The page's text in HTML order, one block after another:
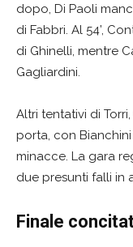
dopo, Di Paoli
di Fabbri. Al 54’,
di Ghinelli, mentre
Gagliardini.
Altri tentativi di
porta, con
minacce. La gara
due presunti falli in
Finale